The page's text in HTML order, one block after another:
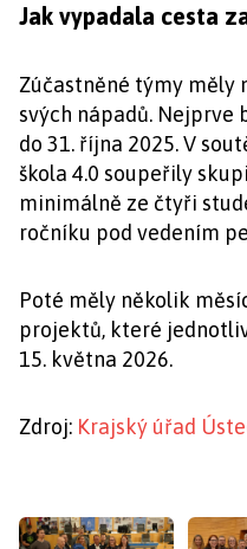
Jak vypadala cesta
Zúčastněné týmy měly
svých nápadů. Nejprve
do 31. října 2025. V
škola 4.0 soupeřily
minimálně ze čtyři
ročníku pod vedením
Poté měly několik
projektů, které
15. května 2026.
Zdroj: Krajský úřad